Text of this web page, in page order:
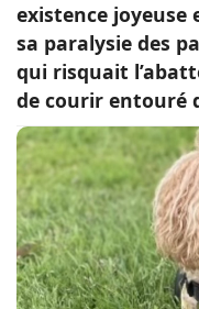
existence joyeuse
sa paralysie des
qui risquait
de courir entouré